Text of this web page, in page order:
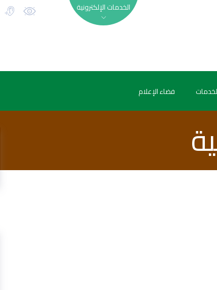
الخدمات الإلكترونية
فضاء الإعلام